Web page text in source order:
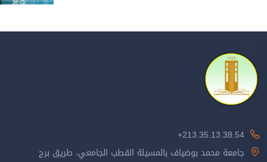
213.35.13.38.54+
جامعة محمد بوضياف بالمسيلة القطب الجامعي، طريق برج